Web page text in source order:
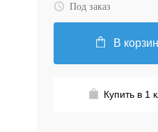
Под заказ
В
Купить в 1